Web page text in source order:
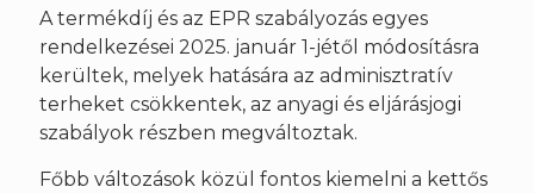
A termékdíj és az EPR szabályozás egyes
rendelkezései 2025. január 1-jétől módosításra
kerültek, melyek hatására az adminisztratív
terheket csökkentek, az anyagi és eljárásjogi
szabályok részben megváltoztak.
Főbb változások közül fontos kiemelni a kettős